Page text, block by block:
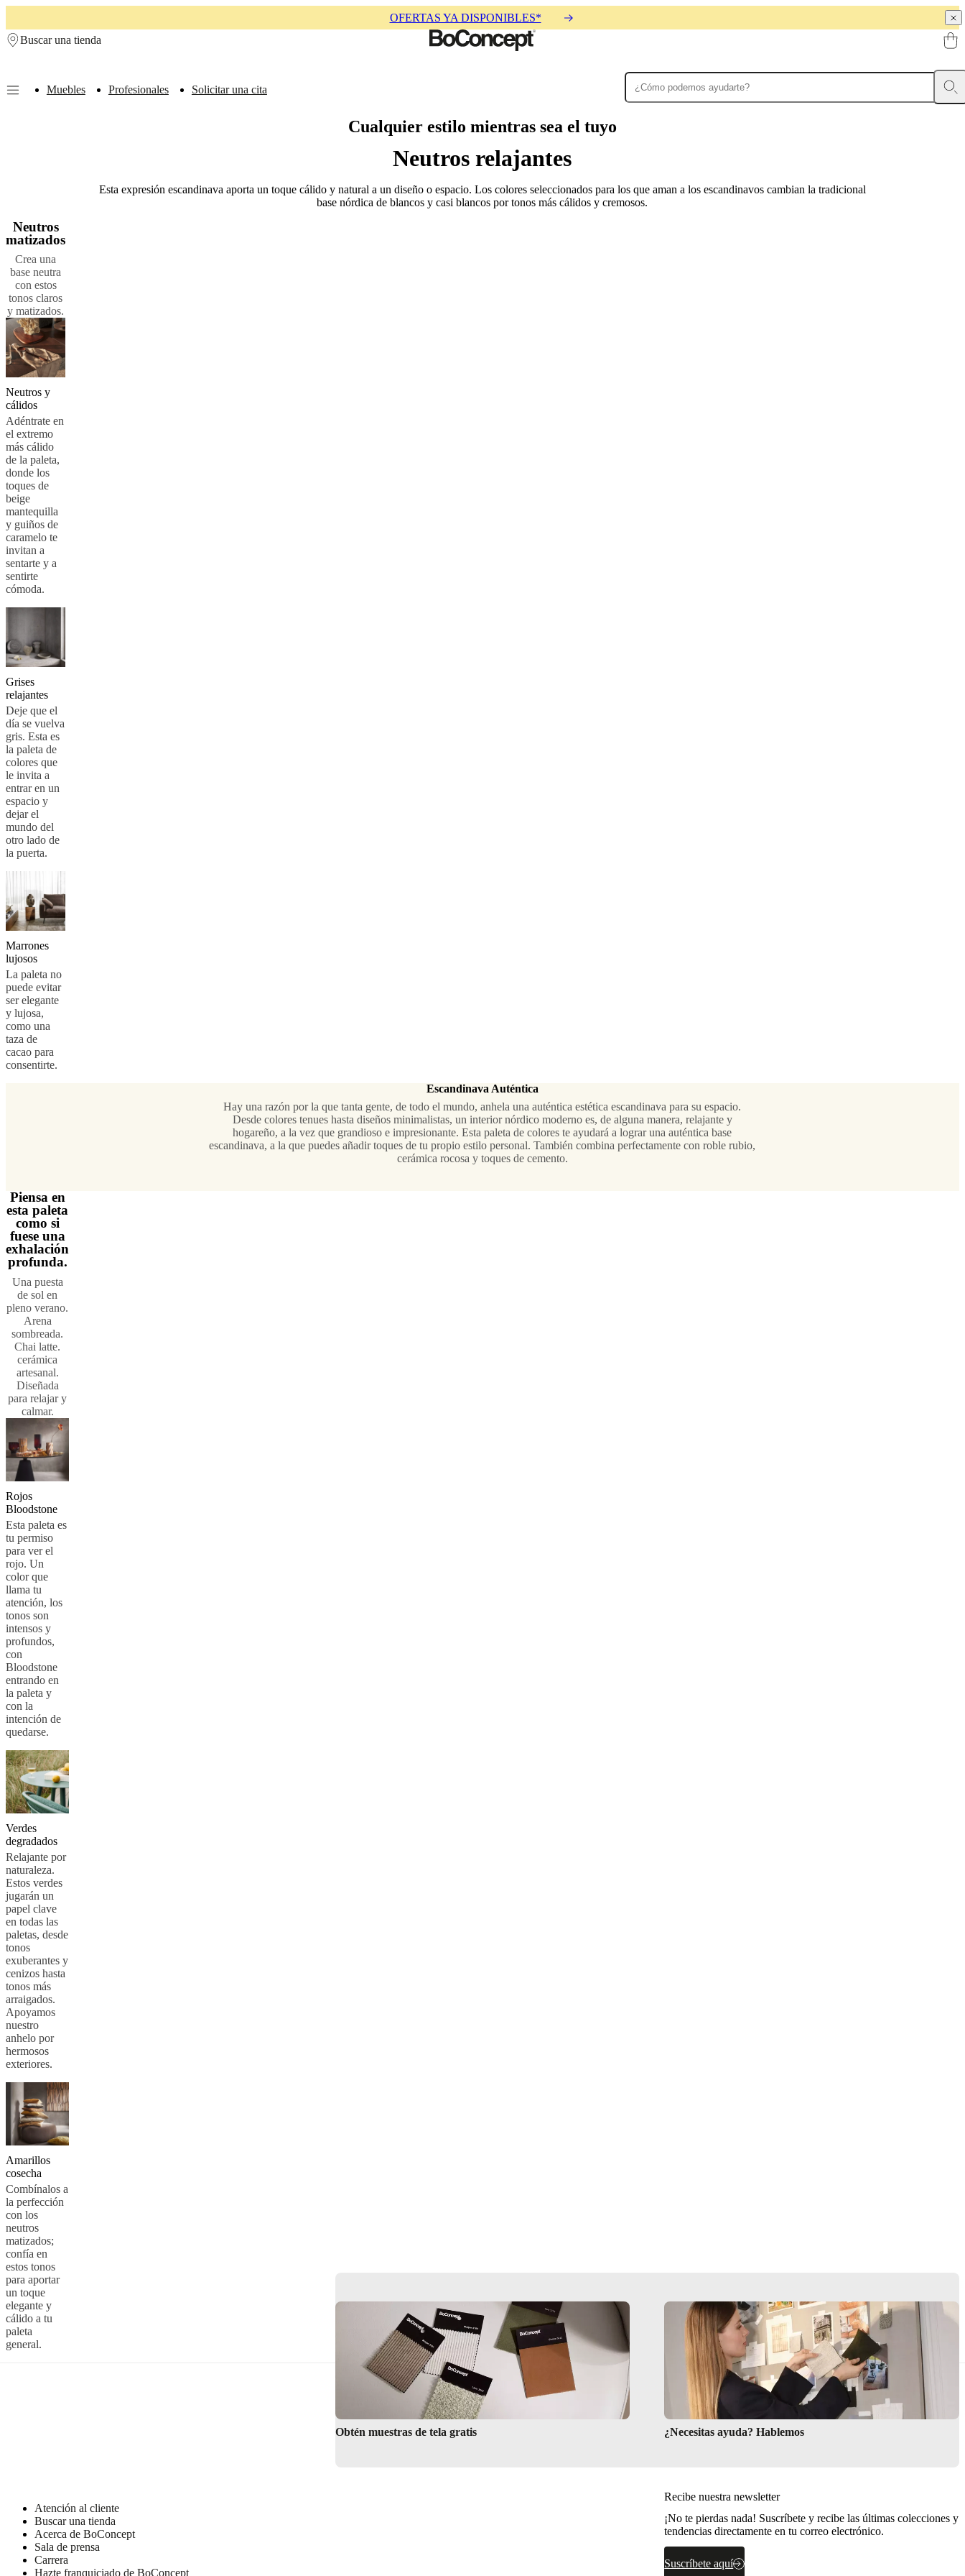
OFERTAS YA DISPONIBLES*
Buscar una tienda
Muebles Profesionales Solicitar una cita
AlfombrasAccesoriosColeccionesColecciones
collectionsColecciones
de
almacenamiento
de
accesoriosColección
de
tejidos
y
pielesOutlet
de
mueblesEspacios
al
libreEspacios
pequeños
en
casaBoConcept
+
Helena
Christensen
al
cliente
del
producto Instrucciones
de
montajeGarantía
de
decoración
de
gratisBuscar
una
tiendaAcerca
de
BoConcept
social
corporativaLa
historiaSala
de
prensaArtesanía
y
calidadConoce
a
nuestros
diseñadores
and
certifications
de
accesibilidad Hazte
franquiciado
ProgramProjects
and
news
Cualquier estilo mientras sea el tuyo
Neutros relajantes
Esta expresión escandinava aporta un toque cálido y natural a un diseño o espacio. Los colores seleccionados para los que aman a los escandinavos cambian la tradicional
base nórdica de blancos y casi blancos por tonos más cálidos y cremosos.
Neutros
matizados
Crea una
base neutra
con estos
tonos claros
y matizados.
Neutros y
cálidos
Adéntrate en
el extremo
más cálido
de la paleta,
donde los
toques de
beige
mantequilla
y guiños de
caramelo te
invitan a
sentarte y a
sentirte
cómoda.
Grises
relajantes
Deje que el
día se vuelva
gris. Esta es
la paleta de
colores que
le invita a
entrar en un
espacio y
dejar el
mundo del
otro lado de
la puerta.
Marrones
lujosos
La paleta no
puede evitar
ser elegante
y lujosa,
como una
taza de
cacao para
consentirte.
Escandinava Auténtica
Hay una razón por la que tanta gente, de todo el mundo, anhela una auténtica estética escandinava para su espacio.
Desde colores tenues hasta diseños minimalistas, un interior nórdico moderno es, de alguna manera, relajante y
hogareño, a la vez que grandioso e impresionante. Esta paleta de colores te ayudará a lograr una auténtica base
escandinava, a la que puedes añadir toques de tu propio estilo personal. También combina perfectamente con roble rubio,
cerámica rocosa y toques de cemento.
Piensa en
esta paleta
como si
fuese una
exhalación
profunda.
Una puesta
de sol en
pleno verano.
Arena
sombreada.
Chai latte.
cerámica
artesanal.
Diseñada
para relajar y
calmar.
Rojos
Bloodstone
Esta paleta es
tu permiso
para ver el
rojo. Un
color que
llama tu
atención, los
tonos son
intensos y
profundos,
con
Bloodstone
entrando en
la paleta y
con la
intención de
quedarse.
Verdes
degradados
Relajante por
naturaleza.
Estos verdes
jugarán un
papel clave
en todas las
paletas, desde
tonos
exuberantes y
cenizos hasta
tonos más
arraigados.
Apoyamos
nuestro
anhelo por
hermosos
exteriores.
Amarillos
cosecha
Combínalos a
la perfección
con los
neutros
matizados;
confía en
estos tonos
para aportar
un toque
elegante y
cálido a tu
paleta
general.
Obtén muestras de tela gratis ¿Necesitas ayuda? Hablemos
Atención al cliente
Buscar una tienda
Acerca de BoConcept
Sala de prensa
Carrera
Hazte franquiciado de BoConcept
Recibe nuestra newsletter
¡No te pierdas nada! Suscríbete y recibe las últimas colecciones y
tendencias directamente en tu correo electrónico.
Suscríbete aquí